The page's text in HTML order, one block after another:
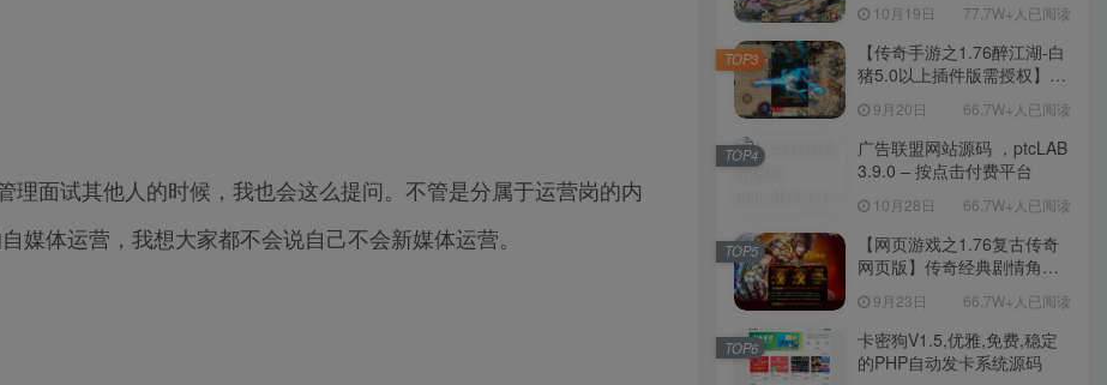
理面试其他人的时候，我也会这么提问。不管是分属于运营岗的内
媒体运营，我想大家都不会说自己不会新媒体运营。
Linux服务端源码视频架设教
程-新版多功能GM网页后台
工具-安卓苹果IOS双端版
本！
10月19日 77.7W+人已阅读
【传奇手游之1.76醉江湖-白
猪5.0以上插件版需授权】三
手游-Win服务端源码视频架
设教程-新版GM多功能网页
授权物品后台-九层妖塔-法宠
系统-历练殿堂-尸家重地-GM
直冲网页后台-安卓苹果IOS
双端版本！
9月20日 66.7W+人已阅读
TOP3
广告联盟网站源码 ，ptcLAB
3.9.0 – 按点击付费平台
10月28日 66.7W+人已阅读
TOP4
【网页游戏之1.76复古传奇
网页版】传奇经典剧情角色
Win服务端源码视频架设教
程！
9月23日 66.7W+人已阅读
TOP5
卡密狗V1.5,优雅,免费,稳定
的PHP自动发卡系统源码
TOP6